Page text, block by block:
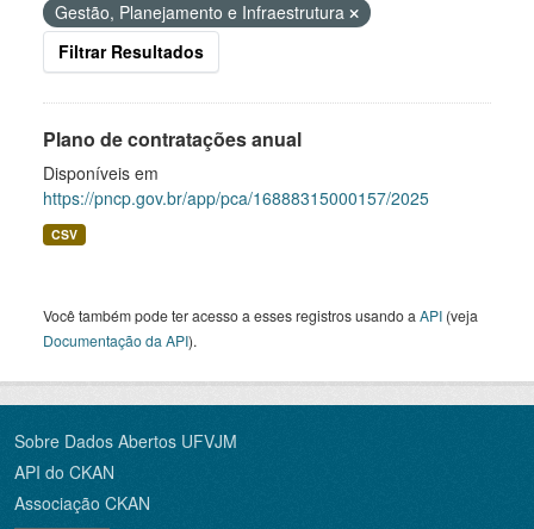
Gestão, Planejamento e Infraestrutura
Filtrar Resultados
Plano de contratações anual
Disponíveis em
https://pncp.gov.br/app/pca/16888315000157/2025
CSV
Você também pode ter acesso a esses registros usando a API (veja
Documentação da API).
Sobre Dados Abertos UFVJM
API do CKAN
Associação CKAN